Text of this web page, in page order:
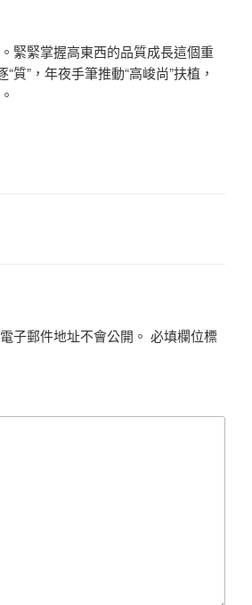
緊緊掌握高東西的品質成長這個重
質”，年夜手筆推動“高峻尚”扶植，
子郵件地址不會公開。 必填欄位標